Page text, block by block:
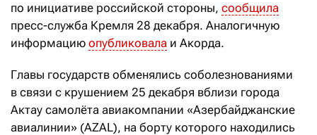
по инициативе российской стороны, сообщила
пресс-служба Кремля 28 декабря. Аналогичную
информацию опубликовала и Акорда.
Главы государств обменялись соболезнованиями
в связи с крушением 25 декабря вблизи города
Актау самолёта авиакомпании «Азербайджанские
авиалинии» (AZAL), на борту которого находились